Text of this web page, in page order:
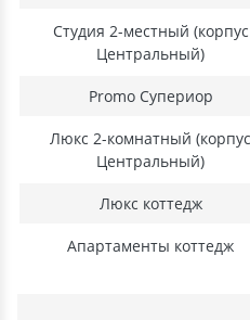
Студия 2-местный (корпус
Центральный)
Promo Супериор
Люкс 2-комнатный (корпус
Центральный)
Люкс коттедж
Апартаменты коттедж